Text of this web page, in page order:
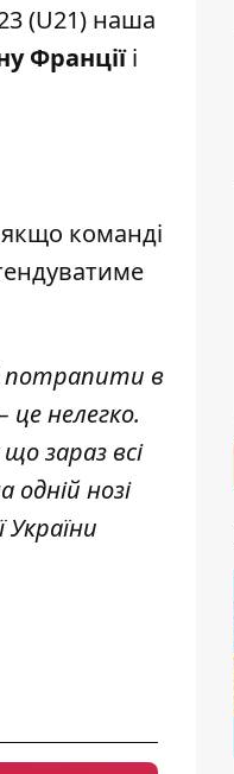
(U21) наша
Франціїі
якщо команді
потрапити в
це нелегко.
зараз всі
нозі